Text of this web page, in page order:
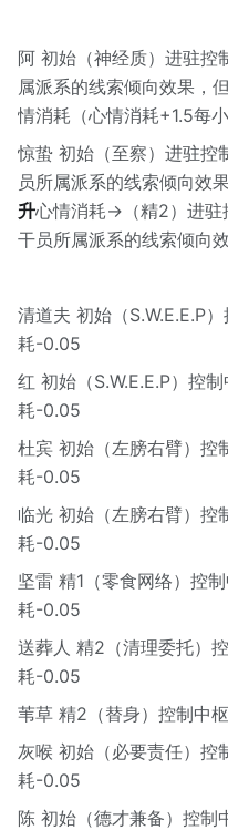
阿 初始（神经质）进驻控
属派系的线索倾向效果，
情消耗（心情消耗+1.5每小
惊蛰 初始（至察）进驻控
员所属派系的线索倾向效
升心情消耗→（精2）进驻
干员所属派系的线索倾向
清道夫 初始（S.W.E.E.P
耗-0.05
红 初始（S.W.E.E.P）控
耗-0.05
杜宾 初始（左膀右臂）控
耗-0.05
临光 初始（左膀右臂）控
耗-0.05
坚雷 精1（零食网络）控
耗-0.05
送葬人 精2（清理委托）
耗-0.05
苇草 精2（替身）控制中
灰喉 初始（必要责任）控
耗-0.05
陈 初始（德才兼备）控制